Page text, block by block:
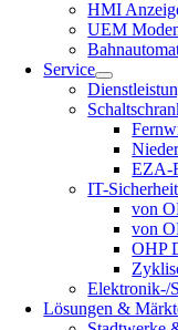
HMI
UEM
Service
EZA-
IT-Sicherheit
von
von
OHP
Elektronik-/
Lösungen &